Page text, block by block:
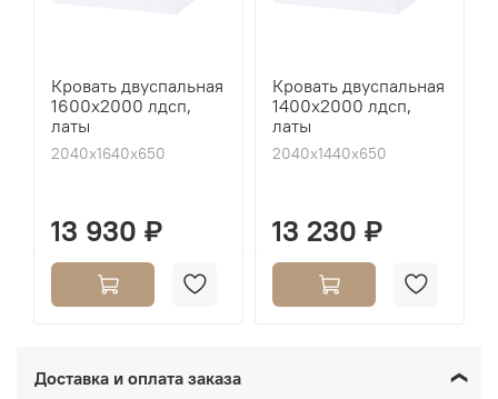
Кровать двуспальная
1600х2000 лдсп,
латы
2040х1640х650
13 930 ₽
Кровать двуспальная
1400х2000 лдсп,
латы
2040х1440х650
13 230 ₽
Доставка и оплата заказа